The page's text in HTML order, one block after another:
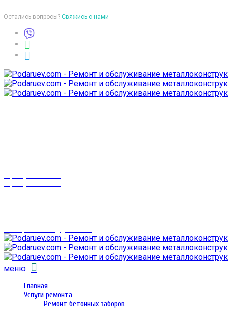
Остались вопросы? Свяжись с нами
меню
Главная
Услуги ремонта
Ремонт бетонных заборов